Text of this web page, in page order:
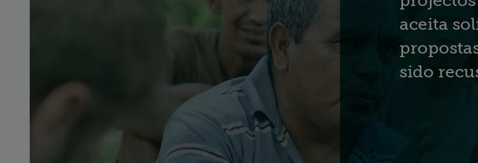
aceita
sido